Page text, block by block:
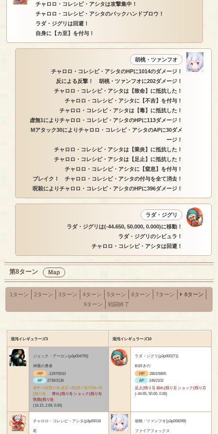
チャロロ・コレシピ・アシタは攻撃集中！
チャロロ・コレシピ・アシタのバックハンドブロウ！
ラダ・ジグリは回避！
自身に【カ至】を付与！
胡桃・ツァンフオ
チャロロ・コレシピ・アシタのHPに1014のダメージ！
反による反撃！ 胡桃・ツァンフオに202ダメージ！
チャロロ・コレシピ・アシタは【致命】に抵抗した！
チャロロ・コレシピ・アシタに【不吉】を付与！
チャロロ・コレシピ・アシタは【毒】に抵抗した！
虚無1によりチャロロ・コレシピ・アシタのHPに113ダメージ！
Mアタック30によりチャロロ・コレシピ・アシタのAPに30ダメ
ージ！
チャロロ・コレシピ・アシタは【業炎】に抵抗した！
チャロロ・コレシピ・アシタは【足止】に抵抗した！
チャロロ・コレシピ・アシタに【窒息】を付与！
ブレイク！ チャロロ・コレシピ・アシタの付与を全て消去！
呪殺によりチャロロ・コレシピ・アシタのHPに396ダメージ！
ラダ・ジグリ
ラダ・ジグリは(-44.650, 50.000, 0.000)に移動！
ラダ・ジグリのシビュラ！
チャロロ・コレシピ・アシタは回避！
第8ターン Map
1ターン 2ターン 3ターン 4ターン 5ターン 6ターン 7ターン
8ターン
9ターン
戦闘終了
混沌イレギュラーズ3 混沌イレギュラーズ10
ジェック・アーロン(p3p004755)
神翼の勇者
HP
-1297/5010
AP
2736/3136
命中+15(残り8) 反応+20(残り8) EXA+10
(残り8)
痺れ(残り4) ショック(残り4)
恍惚(残り8)
(16.15, 2.69, 0.00)
ラダ・ジグリ(p3p000271)
剣砕きの
HP
2801/5805
AP
146/2102
足止(残り1) 崩れ(残り1) ショック(残り2)
(-44.65, 50.00, 0.00)
チャロロ・コレシピ・アシタ(p3p00018
8)
胡桃・ツァンフオ(p3p008299)
ファイアフォックス